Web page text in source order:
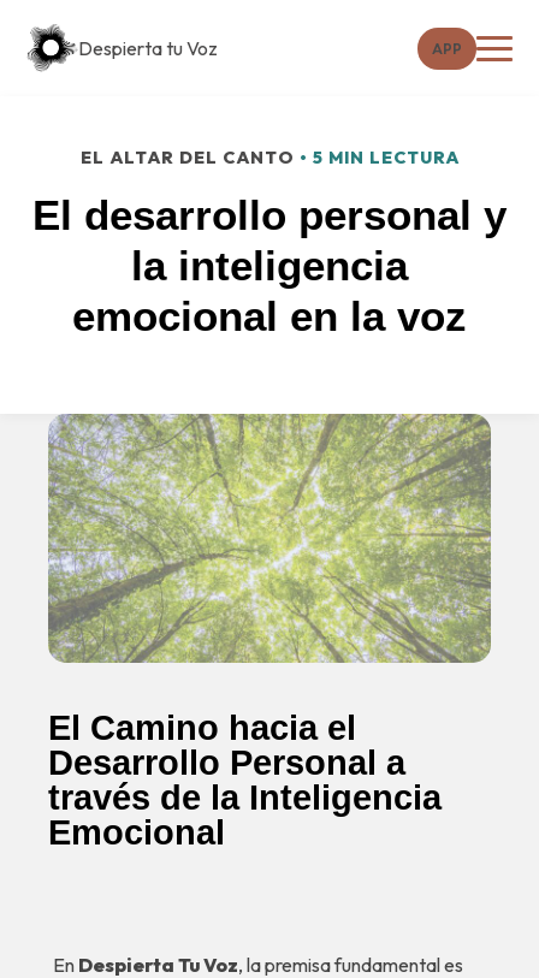
Despierta tu Voz APP
EL ALTAR DEL CANTO • 5 MIN LECTURA
El desarrollo personal y
la inteligencia
emocional en la voz
El Camino hacia el
Desarrollo Personal a
través de la Inteligencia
Emocional
En Despierta Tu Voz, la premisa fundamental es